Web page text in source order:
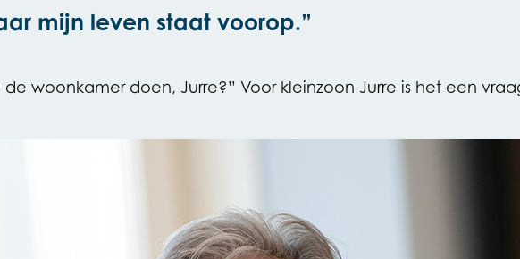
mijn leven staat voorop.”
woonkamer doen, Jurre?” Voor kleinzoon Jurre is het een